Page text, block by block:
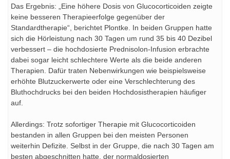
Das Ergebnis: „Eine höhere Dosis von Glucocorticoiden zeigte
keine besseren Therapieerfolge gegenüber der
Standardtherapie“, berichtet Plontke. In beiden Gruppen hatte
sich die Hörleistung nach 30 Tagen um rund 35 bis 40 Dezibel
verbessert – die hochdosierte Prednisolon-Infusion erbrachte
dabei sogar leicht schlechtere Werte als die beide anderen
Therapien. Dafür traten Nebenwirkungen wie beispielsweise
erhöhte Blutzuckerwerte oder eine Verschlechterung des
Bluthochdrucks bei den beiden Hochdosistherapien häufiger
auf.
Allerdings: Trotz sofortiger Therapie mit Glucocorticoiden
bestanden in allen Gruppen bei den meisten Personen
weiterhin Defizite. Selbst in der Gruppe, die nach 30 Tagen am
besten abgeschnitten hatte, der normaldosierten